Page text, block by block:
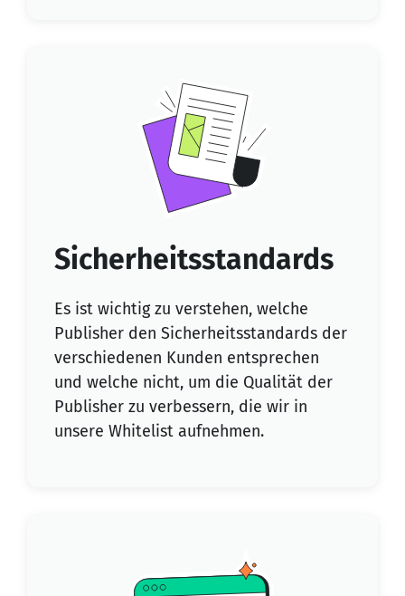
Sicherheitsstandards
Es ist wichtig zu verstehen, welche
Publisher den Sicherheitsstandards der
verschiedenen Kunden entsprechen
und welche nicht, um die Qualität der
Publisher zu verbessern, die wir in
unsere Whitelist aufnehmen.